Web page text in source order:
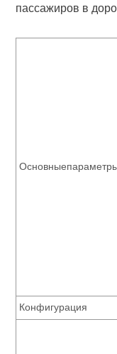
пассажиров в
Конфигурация